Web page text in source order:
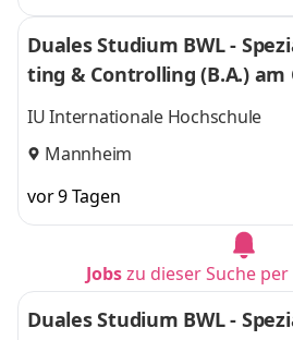
Duales Studium BWL -
ting & Controlling (B.A.)
uell
IU Internationale Hochschule
Mannheim
vor 9 Tagen
Jobszu dieser Suche
Duales Studium BWL -